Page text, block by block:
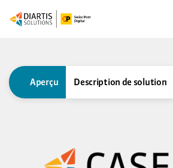
Aperçu Description de solution